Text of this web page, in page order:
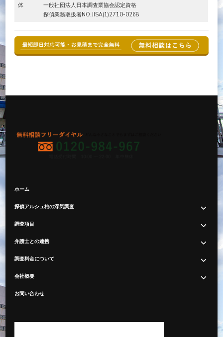
体
一般社団法人日本調査業協会認定資格
探偵業務取扱者NO.JISA(1)2710-0268
ホーム
探偵アルシュ柏の浮気調査
調査項目
弁護士との連携
調査料金について
会社概要
お問い合わせ